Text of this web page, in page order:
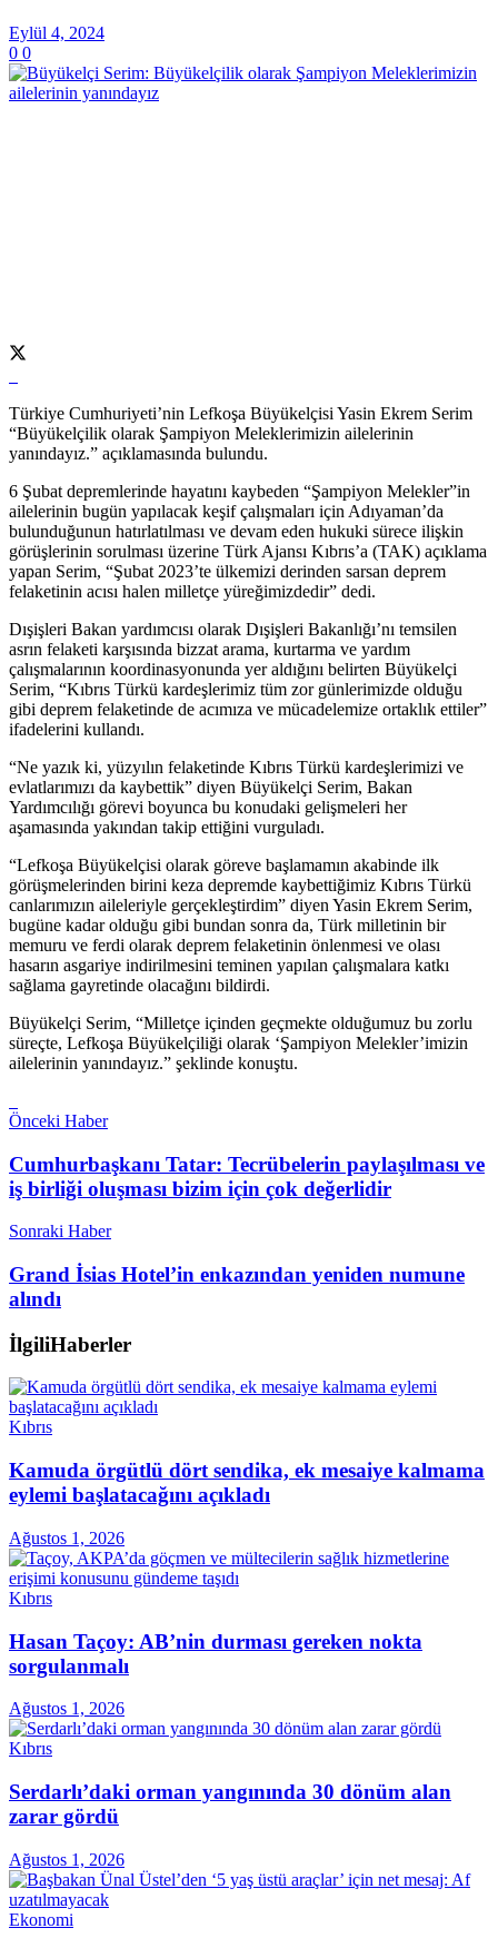
Eylül 4, 2024
0 0
Türkiye Cumhuriyeti’nin Lefkoşa Büyükelçisi Yasin Ekrem Serim
“Büyükelçilik olarak Şampiyon Meleklerimizin ailelerinin
yanındayız.” açıklamasında bulundu.
6 Şubat depremlerinde hayatını kaybeden “Şampiyon Melekler”in
ailelerinin bugün yapılacak keşif çalışmaları için Adıyaman’da
bulunduğunun hatırlatılması ve devam eden hukuki sürece ilişkin
görüşlerinin sorulması üzerine Türk Ajansı Kıbrıs’a (TAK) açıklama
yapan Serim, “Şubat 2023’te ülkemizi derinden sarsan deprem
felaketinin acısı halen milletçe yüreğimizdedir” dedi.
Dışişleri Bakan yardımcısı olarak Dışişleri Bakanlığı’nı temsilen
asrın felaketi karşısında bizzat arama, kurtarma ve yardım
çalışmalarının koordinasyonunda yer aldığını belirten Büyükelçi
Serim, “Kıbrıs Türkü kardeşlerimiz tüm zor günlerimizde olduğu
gibi deprem felaketinde de acımıza ve mücadelemize ortaklık ettiler”
ifadelerini kullandı.
“Ne yazık ki, yüzyılın felaketinde Kıbrıs Türkü kardeşlerimizi ve
evlatlarımızı da kaybettik” diyen Büyükelçi Serim, Bakan
Yardımcılığı görevi boyunca bu konudaki gelişmeleri her
aşamasında yakından takip ettiğini vurguladı.
“Lefkoşa Büyükelçisi olarak göreve başlamamın akabinde ilk
görüşmelerinden birini keza depremde kaybettiğimiz Kıbrıs Türkü
canlarımızın aileleriyle gerçekleştirdim” diyen Yasin Ekrem Serim,
bugüne kadar olduğu gibi bundan sonra da, Türk milletinin bir
memuru ve ferdi olarak deprem felaketinin önlenmesi ve olası
hasarın asgariye indirilmesini teminen yapılan çalışmalara katkı
sağlama gayretinde olacağını bildirdi.
Büyükelçi Serim, “Milletçe içinden geçmekte olduğumuz bu zorlu
süreçte, Lefkoşa Büyükelçiliği olarak ‘Şampiyon Melekler’imizin
ailelerinin yanındayız.” şeklinde konuştu.
Önceki Haber
Cumhurbaşkanı Tatar: Tecrübelerin paylaşılması ve
iş birliği oluşması bizim için çok değerlidir
Sonraki Haber
Grand İsias Hotel’in enkazından yeniden numune
alındı
İlgiliHaberler
Kıbrıs
Kamuda örgütlü dört sendika, ek mesaiye kalmama
eylemi başlatacağını açıkladı
Ağustos 1, 2026
Kıbrıs
Hasan Taçoy: AB’nin durması gereken nokta
sorgulanmalı
Ağustos 1, 2026
Kıbrıs
Serdarlı’daki orman yangınında 30 dönüm alan
zarar gördü
Ağustos 1, 2026
Ekonomi